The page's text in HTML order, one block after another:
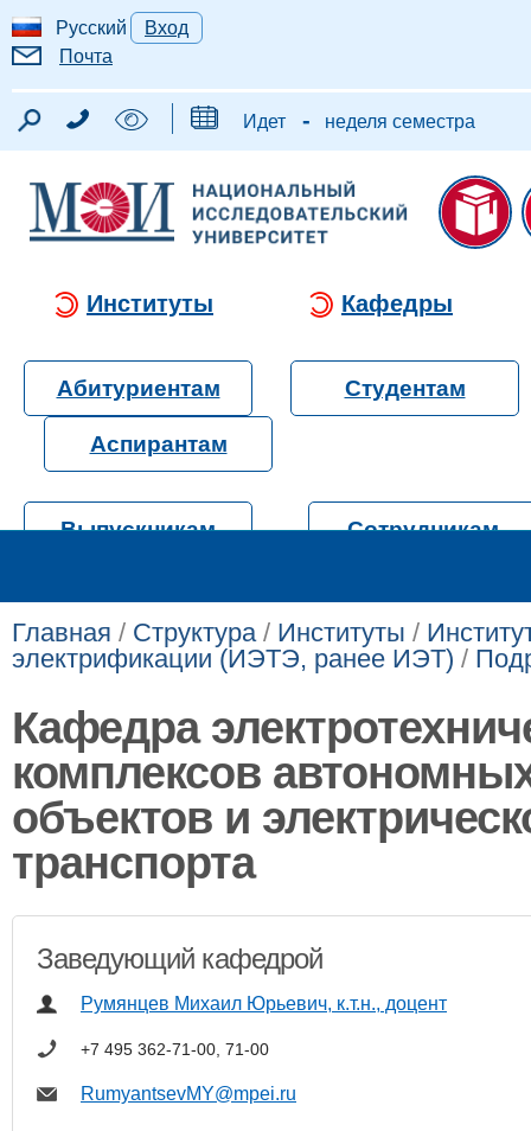
Русский
Вход
Почта
Идет - неделя семестра
Институты Кафедры
Абитуриентам Студентам
Аспирантам
Выпускникам Сотрудникам
Главная / Структура/ Институты /
электрификации (ИЭТЭ, ранее ИЭТ) /
Кафедра
комплексов
объектов и
транспорта
Заведующий кафедрой
Румянцев Михаил Юрьевич, к.т.н., доцент
+7 495 362-71-00, 71-00
RumyantsevMY@mpei.ru